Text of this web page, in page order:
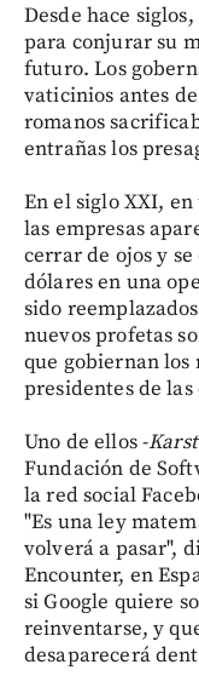
Desde hace
para conjurar su
futuro. Los
vaticinios antes
romanos
entrañas los
En el siglo XXI,
las empresas
cerrar de ojos y
dólares en una
sido
nuevos profetas
que gobiernan los
presidentes de
Uno de ellos -
Fundación de
la red social
"Es una ley
volverá a pasar",
Encounter, en
si Google quiere
reinventarse, y
desaparecerá